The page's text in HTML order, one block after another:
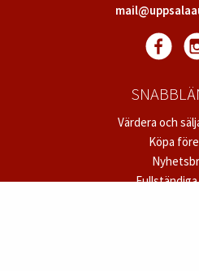
Värdera och
Köpa